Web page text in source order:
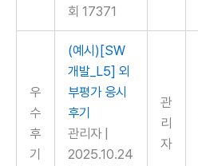
회 17371
우
수
후
기
(예시)[SW
개발_L5] 외
부평가 응시
후기
관리자
2025.10.24
관
리
자